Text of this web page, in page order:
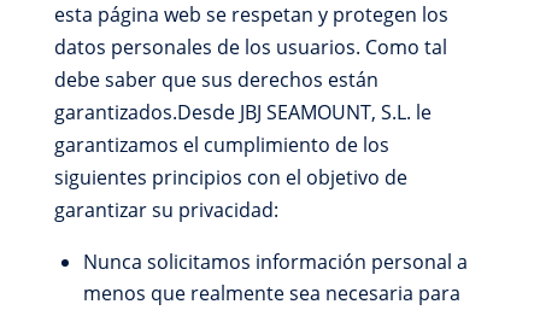
esta página web se respetan y protegen los
datos personales de los usuarios. Como tal
debe saber que sus derechos están
garantizados.Desde JBJ SEAMOUNT, S.L. le
garantizamos el cumplimiento de los
siguientes principios con el objetivo de
garantizar su privacidad:
Nunca solicitamos información personal a
menos que realmente sea necesaria para